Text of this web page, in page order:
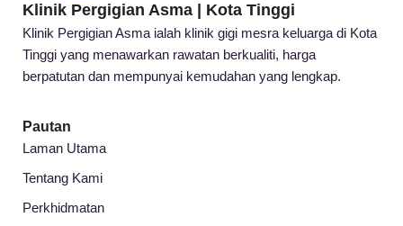
Klinik Pergigian Asma | Kota Tinggi
Klinik Pergigian Asma ialah klinik gigi mesra keluarga di Kota
Tinggi yang menawarkan rawatan berkualiti, harga
berpatutan dan mempunyai kemudahan yang lengkap.
Pautan
Laman Utama
Tentang Kami
Perkhidmatan